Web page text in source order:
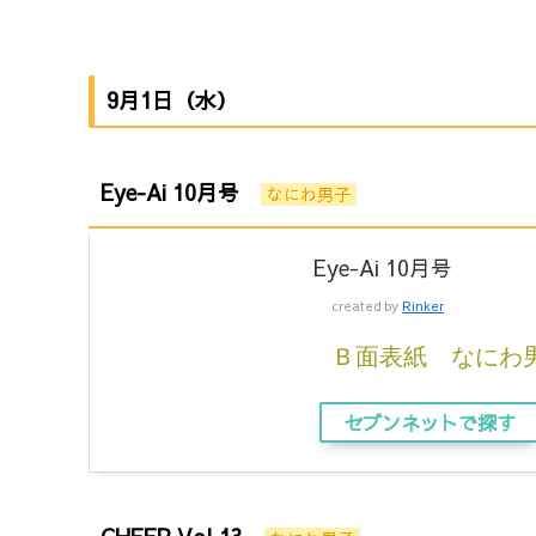
9月1日（水）
Eye-Ai 10月号 なにわ男子
Eye-Ai 10月号
created by Rinker
Ｂ面表紙 なにわ
セブンネットで探す